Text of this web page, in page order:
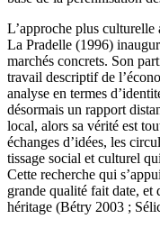
L’approche plus culturelle
La Pradelle (1996)
marchés concrets. Son
travail descriptif de
analyse en termes
désormais un rapport
local, alors sa vérité est
échanges d’idées, les
tissage social et culturel
Cette recherche qui
grande qualité fait date, et
héritage (Bétry 2003 ;